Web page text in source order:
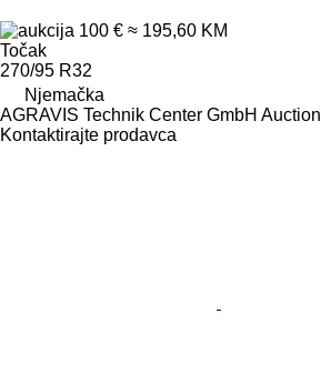
100 € ≈ 195,60 KM
Točak
270/95 R32
Njemačka
AGRAVIS Technik Center GmbH Auction
Kontaktirajte prodavca